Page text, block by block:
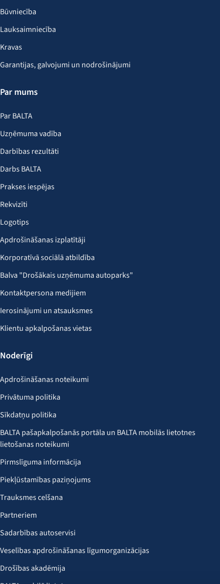
Būvniecība
Lauksaimniecība
Kravas
Garantijas, galvojumi un nodrošinājumi
Par mums
Par BALTA
Uzņēmuma vadība
Darbības rezultāti
Darbs BALTA
Prakses iespējas
Rekvizīti
Logotips
Apdrošināšanas izplatītāji
Korporatīvā sociālā atbildība
Balva "Drošākais uzņēmuma autoparks"
Kontaktpersona medijiem
Ierosinājumi un atsauksmes
Klientu apkalpošanas vietas
Noderīgi
Apdrošināšanas noteikumi
Privātuma politika
Sīkdatņu politika
BALTA pašapkalpošanās portāla un BALTA mobilās lietotnes
lietošanas noteikumi
Pirmslīguma informācija
Piekļūstamības paziņojums
Trauksmes celšana
Partneriem
Sadarbības autoservisi
Veselības apdrošināšanas līgumorganizācijas
Drošības akadēmija